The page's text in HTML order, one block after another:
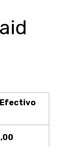
Efectivo